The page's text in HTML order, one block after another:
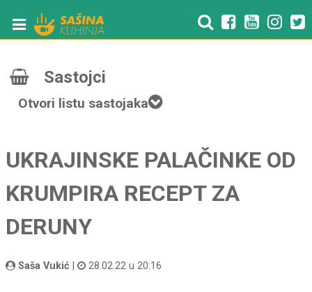
Sastojci
Otvori listu sastojaka
UKRAJINSKE PALAČINKE OD
KRUMPIRA RECEPT ZA
DERUNY
Saša Vukić 28.02.22 u 20:16